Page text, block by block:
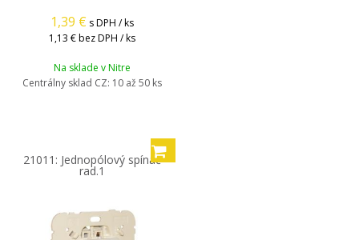
1,39 € s DPH / ks
1,13 € bez DPH / ks
Na sklade v Nitre
Centrálny sklad CZ: 10 až 50 ks
21011: Jednopólový spínač
rad.1